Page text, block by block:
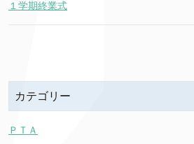
１学期終業式
カテゴリー
ＰＴＡ